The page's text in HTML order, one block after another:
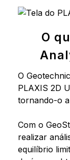
O
O
PLAXIS 2D
tornando-o
Com o
realizar
equilíbrio